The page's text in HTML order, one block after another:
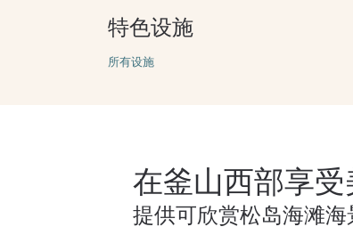
特色设施
所有设施
在釜山西部享
提供可欣赏松岛海滩